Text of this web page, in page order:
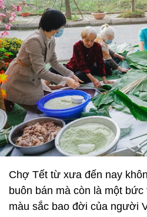
Chợ Tết từ xưa đến nay
buôn bán mà còn là một
màu sắc bao đời của người